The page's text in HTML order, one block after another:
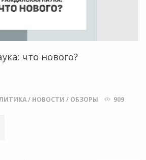
что нового?
/ НОВОСТИ / ОБЗОРЫ 909